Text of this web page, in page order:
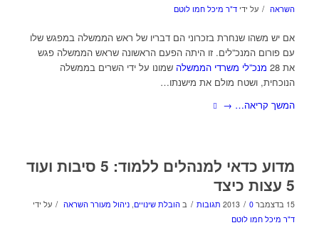
השראה / על ידי ד"ר מיכל חמו לוטם
אם יש משהו שנחרת בזכרוני הם דבריו של ראש הממשלה במפגש שלו
עם פורום המנכ”לים. זו היתה הפעם הראשונה שראש הממשלה פגש
את 28
מנכ”לי משרדי הממשלה שמונו על ידי השרים בממשלה
הנוכחית, ושטח מולם את מישנתו…
המשך קריאה… →
מדוע כדאי למנהלים ללמוד: 5 סיבות ועוד
5 עצות כיצד
15 בדצמבר 2013 / 0 תגובות / ב הובלת שינויים, ניהול מעורר השראה / על ידי
ד"ר מיכל חמו לוטם